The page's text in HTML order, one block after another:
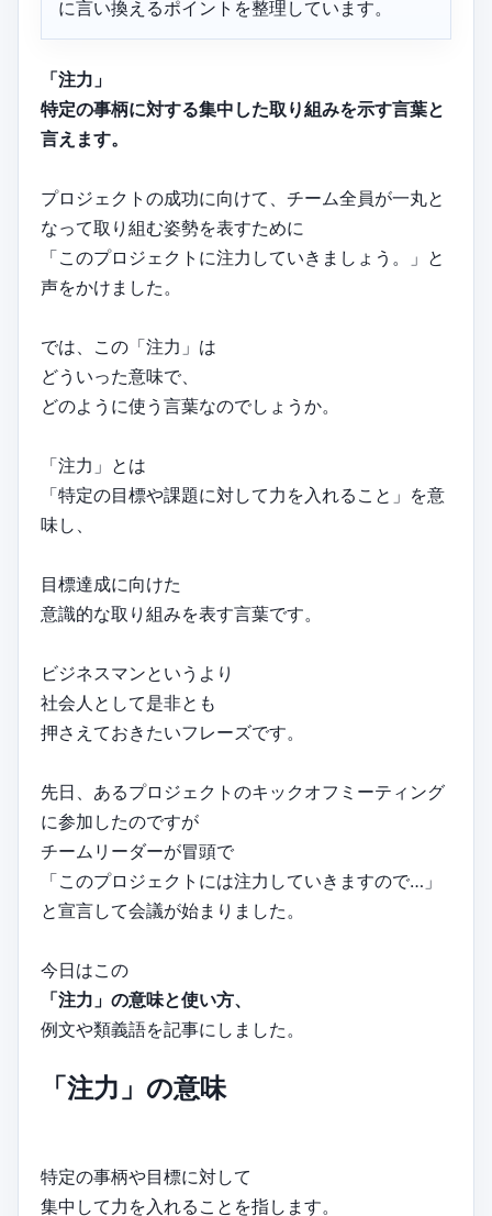
に言い換えるポイントを整理しています。
「注力」
特定の事柄に対する集中した取り組みを示す言葉と
言えます。
プロジェクトの成功に向けて、チーム全員が一丸と
なって取り組む姿勢を表すために
「このプロジェクトに注力していきましょう。」と
声をかけました。
では、この「注力」は
どういった意味で、
どのように使う言葉なのでしょうか。
「注力」とは
「特定の目標や課題に対して力を入れること」を意
味し、
目標達成に向けた
意識的な取り組みを表す言葉です。
ビジネスマンというより
社会人として是非とも
押さえておきたいフレーズです。
先日、あるプロジェクトのキックオフミーティング
に参加したのですが
チームリーダーが冒頭で
「このプロジェクトには注力していきますので…」
と宣言して会議が始まりました。
今日はこの
「注力」の意味と使い方、
例文や類義語を記事にしました。
「注力」の意味
特定の事柄や目標に対して
集中して力を入れることを指します。